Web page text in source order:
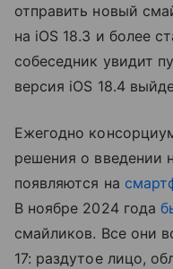
отправить новый
на iOS 18.3 и более
собеседник увидит
версия iOS 18.4
Ежегодно
решения о введении
появляются на
В ноябре 2024 года
смайликов. Все они
17: раздутое лицо,